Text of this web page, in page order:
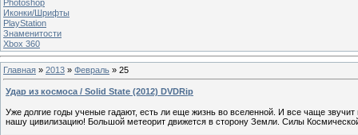
Photoshop
Иконки/Шрифты
PlayStation
Знаменитости
Xbox 360
Главная » 2013 » Февраль » 25
Удар из космоса / Solid State (2012) DVDRip
Уже долгие годы ученые гадают, есть ли еще жизнь во вселенной. И все чаще
нашу цивилизацию! Большой метеорит движется в сторону Земли. Силы